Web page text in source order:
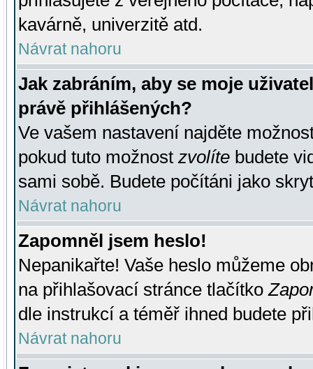
kavárně, univerzitě atd.
Návrat nahoru
Jak zabráním, aby se moje
právě přihlášených?
Ve vašem nastavení najděte
pokud tuto možnost zvolíte budete
sami sobě. Budete počítáni jako
Návrat nahoru
Zapomněl jsem heslo!
Nepanikařte! Vaše heslo můžeme
na přihlašovací stránce tlačítko
dle instrukcí a téměř ihned budete
Návrat nahoru